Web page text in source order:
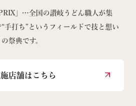
」…全国の讃岐うどん職人が集
手打ち”というフィールドで技と想い
祭典です。
店舗はこちら